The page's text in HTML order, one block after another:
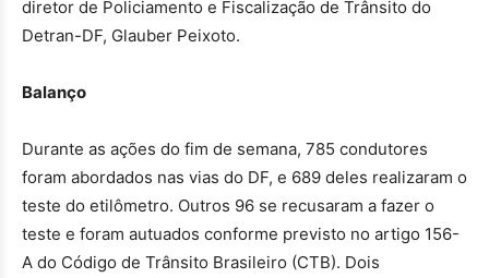
diretor de Policiamento e Fiscalização de Trânsito do
Detran-DF, Glauber Peixoto.
Balanço
Durante as ações do fim de semana, 785 condutores
foram abordados nas vias do DF, e 689 deles realizaram o
teste do etilômetro. Outros 96 se recusaram a fazer o
teste e foram autuados conforme previsto no artigo 156-
A do Código de Trânsito Brasileiro (CTB). Dois